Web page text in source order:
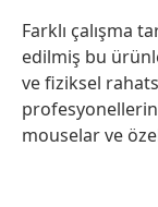
Farklı çalışma
edilmiş bu
ve fiziksel
mouselar ve